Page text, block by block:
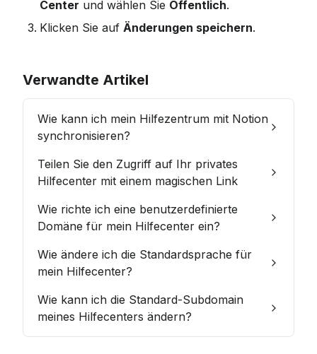
Center und wählen Sie Öffentlich.
Klicken Sie auf Änderungen speichern.
Verwandte Artikel
Wie kann ich mein Hilfezentrum mit Notion
synchronisieren?
Teilen Sie den Zugriff auf Ihr privates
Hilfecenter mit einem magischen Link
Wie richte ich eine benutzerdefinierte
Domäne für mein Hilfecenter ein?
Wie ändere ich die Standardsprache für
mein Hilfecenter?
Wie kann ich die Standard-Subdomain
meines Hilfecenters ändern?